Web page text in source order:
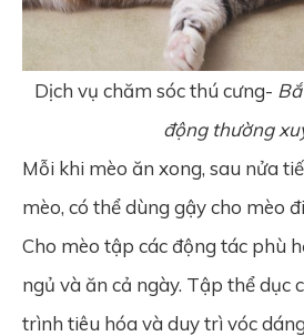
Dịch vụ chăm sóc thú cưng-
động thường
Mỗi khi mèo ăn xong, sau nửa
mèo, có thể dùng gậy cho mèo
Cho mèo tập các động tác phù
ngủ và ăn cả ngày. Tập thể dục
trình tiêu hóa và duy trì vóc